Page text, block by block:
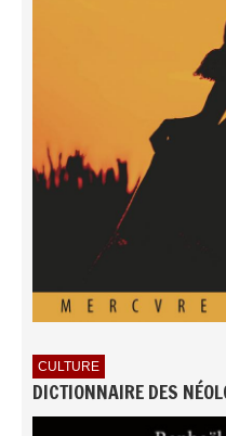
CULTURE
DICTIONNAIRE DES